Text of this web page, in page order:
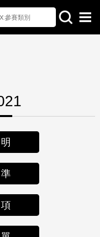
頁 檔案下載 Q&A
我們 English